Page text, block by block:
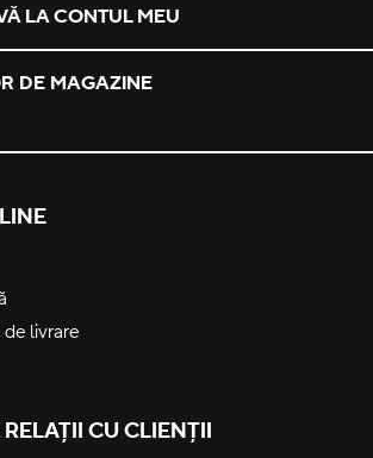
LA CONTUL MEU
DE MAGAZINE
livrare
CU CLIENȚII